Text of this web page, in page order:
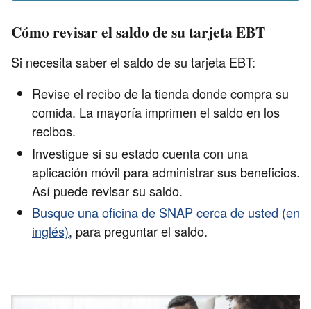
Cómo revisar el saldo de su tarjeta EBT
Si necesita saber el saldo de su tarjeta EBT:
Revise el recibo de la tienda donde compra su
comida. La mayoría imprimen el saldo en los
recibos.
Investigue si su estado cuenta con una
aplicación móvil para administrar sus beneficios.
Así puede revisar su saldo.
Busque una oficina de SNAP cerca de usted (en
inglés), para preguntar el saldo.